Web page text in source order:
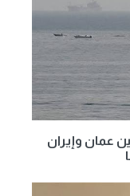
عمان وإيران